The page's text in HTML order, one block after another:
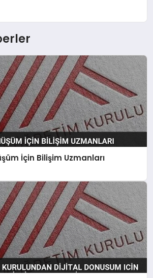
İçin Bilişim Uzmanları